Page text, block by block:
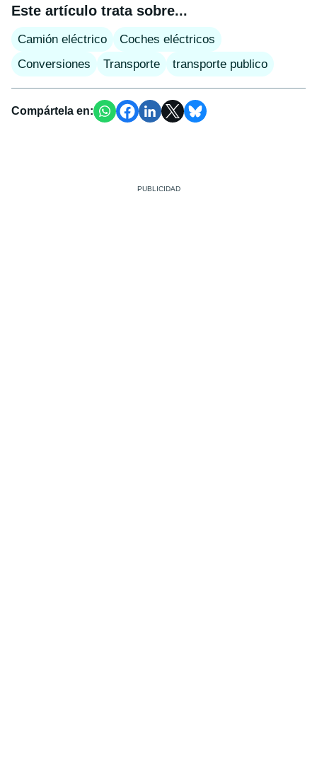
Este artículo trata sobre...
Camión eléctrico
Coches eléctricos
Conversiones
Transporte transporte publico
Compártela en: